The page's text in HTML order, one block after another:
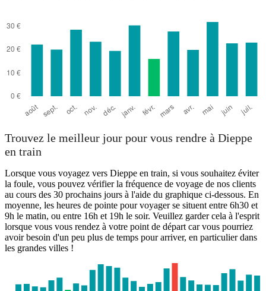
Trouvez le meilleur jour pour vous rendre à Dieppe
en train
Lorsque vous voyagez vers Dieppe en train, si vous souhaitez éviter
la foule, vous pouvez vérifier la fréquence de voyage de nos clients
au cours des 30 prochains jours à l'aide du graphique ci-dessous. En
moyenne, les heures de pointe pour voyager se situent entre 6h30 et
9h le matin, ou entre 16h et 19h le soir. Veuillez garder cela à l'esprit
lorsque vous vous rendez à votre point de départ car vous pourriez
avoir besoin d'un peu plus de temps pour arriver, en particulier dans
les grandes villes !